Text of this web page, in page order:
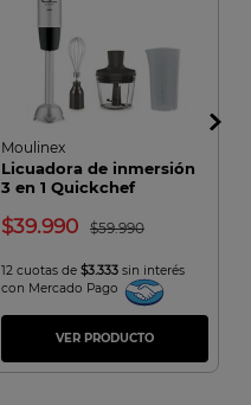
Moulinex
Licuadora de inmersión
3 en 1 Quickchef
39.990 59.990
12 cuotas de $3.333sin interés
con Mercado Pago
VER PRODUCTO